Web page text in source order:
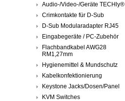
Audio-/Video-/Geräte TECHly®
Crimkontakte für D-Sub
D-Sub Modularadapter RJ45
Eingabegeräte / PC-Zubehör
Flachbandkabel AWG28
RM1,27mm
Hygienemittel & Mundschutz
Kabelkonfektionierung
Keystone Jacks/Dosen/Panel
KVM Switches